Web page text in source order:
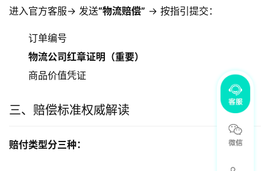
进入官方客服→ 发送“物流赔偿” → 按指引提交：
订单编号
物流公司红章证明（重要）
商品价值凭证
三、赔偿标准权威解读
赔付类型分三种：